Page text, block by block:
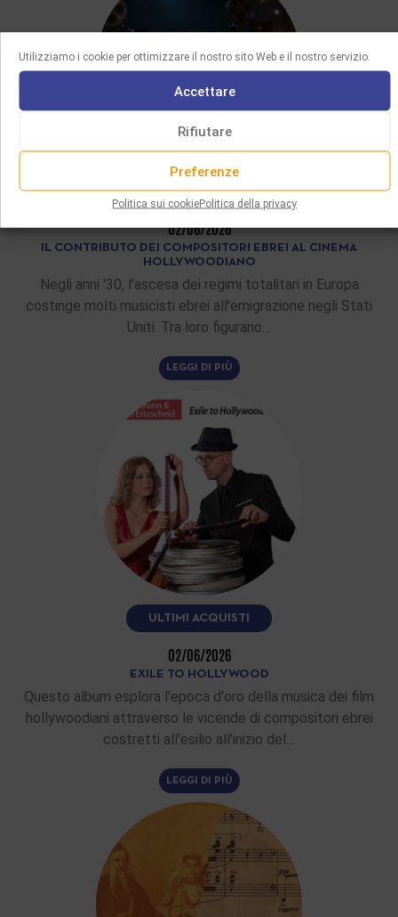
Utilizziamo i cookie per ottimizzare il nostro sito Web e il nostro servizio.
Accettare
Rifiutare
Preferenze
Politica sui cookiePolitica della privacy
ARTICOLI DI FONDO
02/06/2026
IL CONTRIBUTO DEI COMPOSITORI EBREI AL CINEMA
HOLLYWOODIANO
Negli anni '30, l'ascesa dei regimi totalitari in Europa
costinge molti musicisti ebrei all'emigrazione negli Stati
Uniti. Tra loro figurano…
LEGGI DI PIÙ
ULTIMI ACQUISTI
02/06/2026
EXILE TO HOLLYWOOD
Questo album esplora l'epoca d'oro della musica dei film
hollywoodiani attraverso le vicende di compositori ebrei
costretti all'esilio all'inizio del…
LEGGI DI PIÙ